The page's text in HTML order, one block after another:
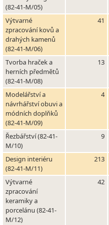
(82-41-M/05)
Výtvarné
zpracování kovů a
drahých kamenů
(82-41-M/06)
41
Tvorba hraček a
herních předmětů
(82-41-M/08)
13
Modelářství a
návrhářství obuvi a
módních doplňků
(82-41-M/09)
4
Řezbářství (82-41-
M/10)
9
Design interiéru
(82-41-M/11)
213
Výtvarné
zpracování
keramiky a
porcelánu (82-41-
M/12)
42